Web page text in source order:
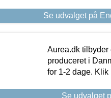
Se udvalget på
Aurea.dk tilbyder
produceret i
for 1-2 dage. Klik
Se udvalget